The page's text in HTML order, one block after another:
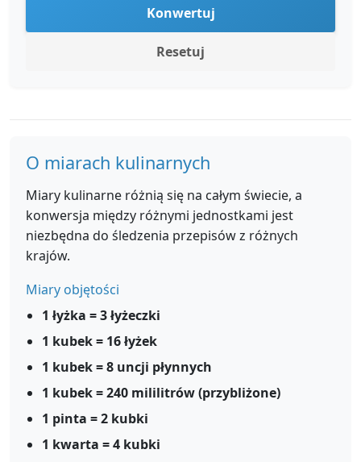
Konwertuj
Resetuj
O miarach kulinarnych
Miary kulinarne różnią się na całym świecie, a
konwersja między różnymi jednostkami jest
niezbędna do śledzenia przepisów z różnych
krajów.
Miary objętości
1 łyżka = 3 łyżeczki
1 kubek = 16 łyżek
1 kubek = 8 uncji płynnych
1 kubek = 240 mililitrów (przybliżone)
1 pinta = 2 kubki
1 kwarta = 4 kubki